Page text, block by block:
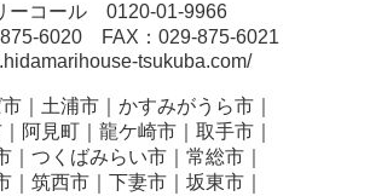
ーコール 0120-01-9966
6020 FAX：029-875-6021
tsukuba.com/
市｜土浦市｜かすみがうら市｜
｜阿見町｜龍ケ崎市｜取手市｜
｜つくばみらい市｜常総市｜
｜筑西市｜下妻市｜坂東市｜